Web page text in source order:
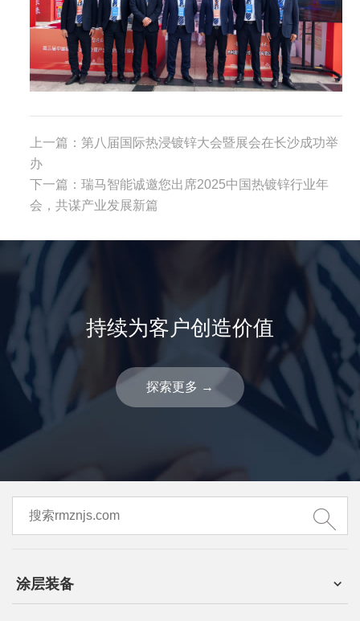
上一篇：第八届国际热浸镀锌大会暨展会在长沙成功举
办
下一篇：瑞马智能诚邀您出席2025中国热镀锌行业年
会，共谋产业发展新篇
持续为客户创造价值
探索更多 →
涂层装备